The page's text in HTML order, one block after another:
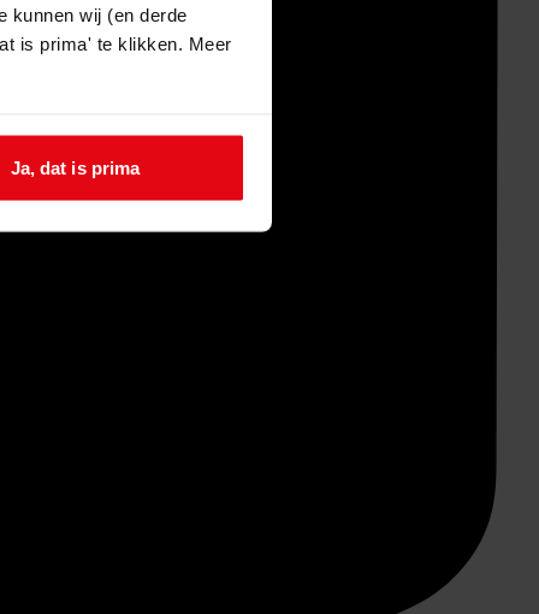
kunnen wij (en derde
is prima' te klikken. Meer
Ja, dat is prima